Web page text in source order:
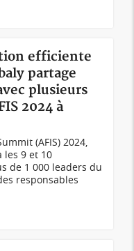
efficiente
partage
plusieurs
2024 à
(AFIS) 2024,
les 9 et 10
de 1 000 leaders du
responsables